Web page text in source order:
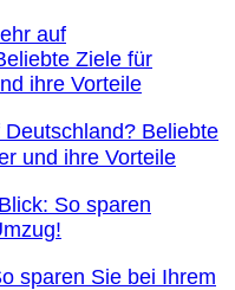
Beliebte
und ihre Vorteile
sparen Sie bei Ihrem